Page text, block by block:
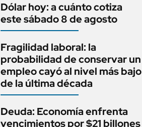
Dólar hoy: a cuánto cotiza
este sábado 8 de agosto
Fragilidad laboral: la
probabilidad de conservar un
empleo cayó al nivel más bajo
de la última década
Deuda: Economía enfrenta
vencimientos por $21 billones